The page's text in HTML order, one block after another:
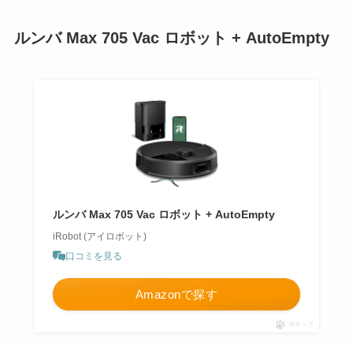
ルンバ Max 705 Vac ロボット + AutoEmpty
ルンバ Max 705 Vac ロボット + AutoEmpty
iRobot (アイロボット)
口コミを見る
Amazonで探す
ポチップ